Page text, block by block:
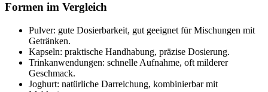
Formen im Vergleich
Pulver: gute Dosierbarkeit, gut geeignet für Mischungen mit
Getränken.
Kapseln: praktische Handhabung, präzise Dosierung.
Trinkanwendungen: schnelle Aufnahme, oft milderer
Geschmack.
Joghurt: natürliche Darreichung, kombinierbar mit